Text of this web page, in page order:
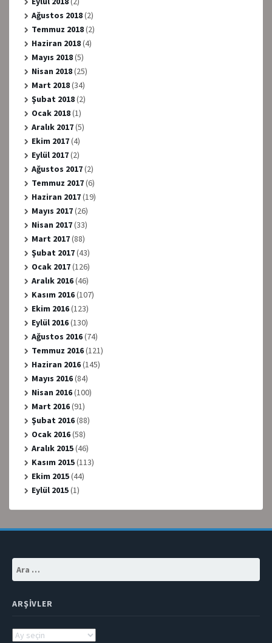
Ağustos 2018(2)
Temmuz 2018(2)
Haziran 2018(4)
Mayıs 2018(5)
Nisan 2018(25)
Mart 2018(34)
Şubat 2018(2)
Ocak 2018(1)
Aralık 2017(5)
Ekim 2017(4)
Eylül 2017(2)
Ağustos 2017(2)
Temmuz 2017(6)
Haziran 2017(19)
Mayıs 2017(26)
Nisan 2017(33)
Mart 2017(88)
Şubat 2017(43)
Ocak 2017(126)
Aralık 2016(46)
Kasım 2016(107)
Ekim 2016(123)
Eylül 2016(130)
Ağustos 2016(74)
Temmuz 2016(121)
Haziran 2016(145)
Mayıs 2016(84)
Nisan 2016(100)
Mart 2016(91)
Şubat 2016(88)
Ocak 2016(58)
Aralık 2015(46)
Kasım 2015(113)
Ekim 2015(44)
Eylül 2015(1)
ARŞIVLER
Arşivler